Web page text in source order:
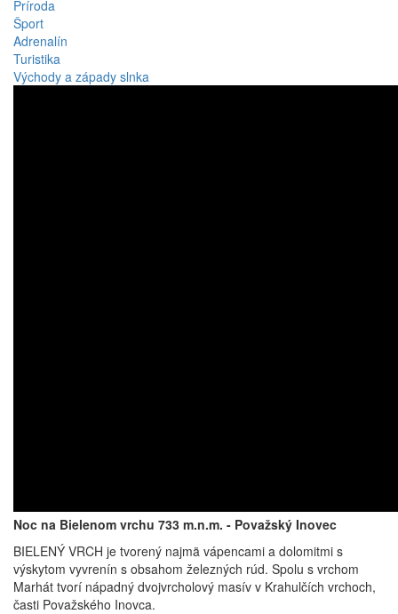
Príroda
Šport
Adrenalín
Turistika
Východy a západy slnka
Noc na Bielenom vrchu 733 m.n.m. - Považský Inovec
BIELENÝ VRCH je tvorený najmä vápencami a dolomitmi s
výskytom vyvrenín s obsahom železných rúd. Spolu s vrchom
Marhát tvorí nápadný dvojvrcholový masív v Krahulčích vrchoch,
časti Považského Inovca.